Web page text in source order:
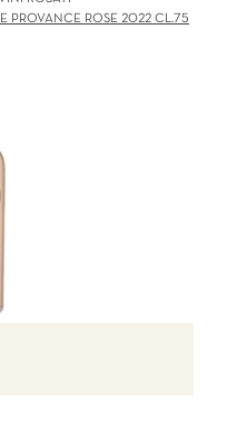
PROVANCE ROSE 2022 CL.75